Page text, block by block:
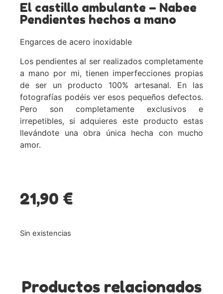
El castillo ambulante – Nabee
Pendientes hechos a mano
Engarces de acero inoxidable
Los pendientes al ser realizados completamente
a mano por mi, tienen imperfecciones propias
de ser un producto 100% artesanal. En las
fotografías podéis ver esos pequeños defectos.
Pero son completamente exclusivos e
irrepetibles, si adquieres este producto estas
llevándote una obra única hecha con mucho
amor.
21,90 €
Sin existencias
Productos relacionados